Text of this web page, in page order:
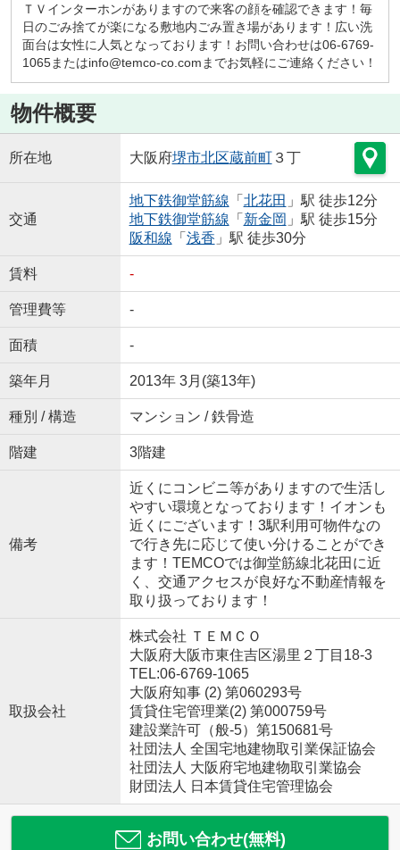
ＴＶインターホンがありますので来客の顔を確認できます！毎
日のごみ捨てが楽になる敷地内ごみ置き場があります！広い洗
面台は女性に人気となっております！お問い合わせは06-6769-
1065またはinfo@temco-co.comまでお気軽にご連絡ください！
物件概要
所在地 大阪府堺市北区蔵前町３丁
交通
地下鉄御堂筋線 「 北花田 」駅 徒歩12分
地下鉄御堂筋線 「 新金岡 」駅 徒歩15分
阪和線 「 浅香 」駅 徒歩30分
賃料 -
管理費等 -
面積 -
築年月 2013年 3月(築13年)
種別 / 構造 マンション / 鉄骨造
階建 3階建
備考
近くにコンビニ等がありますので生活し
やすい環境となっております！イオンも
近くにございます！3駅利用可物件なの
で行き先に応じて使い分けることができ
ます！TEMCOでは御堂筋線北花田に近
く、交通アクセスが良好な不動産情報を
取り扱っております！
取扱会社
株式会社 ＴＥＭＣＯ
大阪府大阪市東住吉区湯里２丁目18-3
TEL:06-6769-1065
大阪府知事 (2) 第060293号
賃貸住宅管理業(2) 第000759号
建設業許可（般-5）第150681号
社団法人 全国宅地建物取引業保証協会
社団法人 大阪府宅地建物取引業協会
財団法人 日本賃貸住宅管理協会
お問い合わせ(無料)